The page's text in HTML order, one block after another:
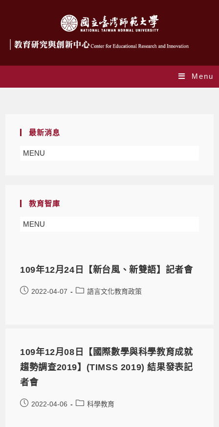
Menu
最新消息
MENU
教育智庫
MENU
109年12月24日【新台風、新雙語】記者會
2022-04-07 語言文化教育政策
109年12月08日【國際數學與科學教育成就
趨勢調查2019】(TIMSS 2019) 結果發表記
者會
2022-04-06 科學教育